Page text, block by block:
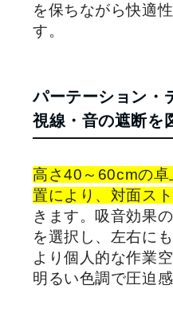
を保ちながら快適
す。
パーテーション・
視線・音の遮断を
高さ40～60cmの
置により、対面ス
きます。吸音効果
を選択し、左右に
より個人的な作業
明るい色調で圧迫